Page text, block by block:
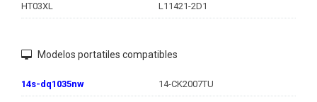
HT03XL L11421-2D1
Modelos portatiles compatibles
14s-dq1035nw 14-CK2007TU